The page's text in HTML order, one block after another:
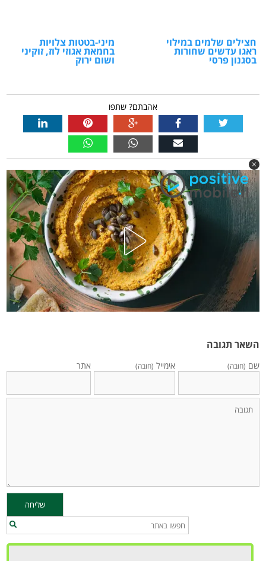
חצילים שלמים במילוי
ראגו עדשים שחורות
בסגנון פרסי
מיני-בטטות צלויות
בחמאת אגוזי לוז, זוקיני
ושום ירוק
אהבתם? שתפו
השאר תגובה
שם (חובה) אימייל (חובה) אתר